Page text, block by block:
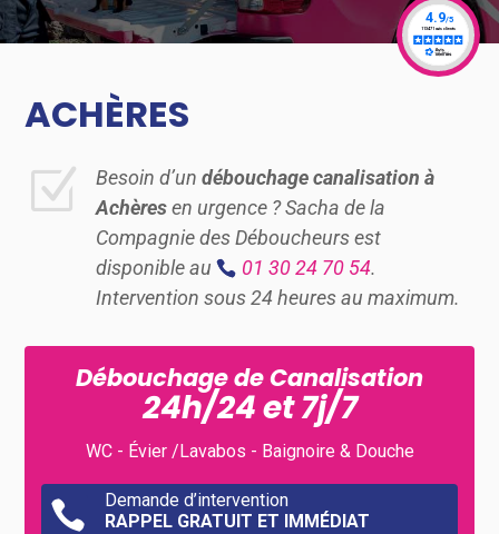
ACHÈRES
Z Besoin d’undébouchage canalisation à
Achèresen urgence ? Sacha de la
Compagnie des Déboucheurs est
disponible au
01 30 24 70 54.
Intervention sous 24 heures au maximum.
Débouchage de Canalisation
24h/24 et 7j/7
WC - Évier /Lavabos - Baignoire & Douche

Demande d’intervention
RAPPEL GRATUIT ET IMMÉDIAT